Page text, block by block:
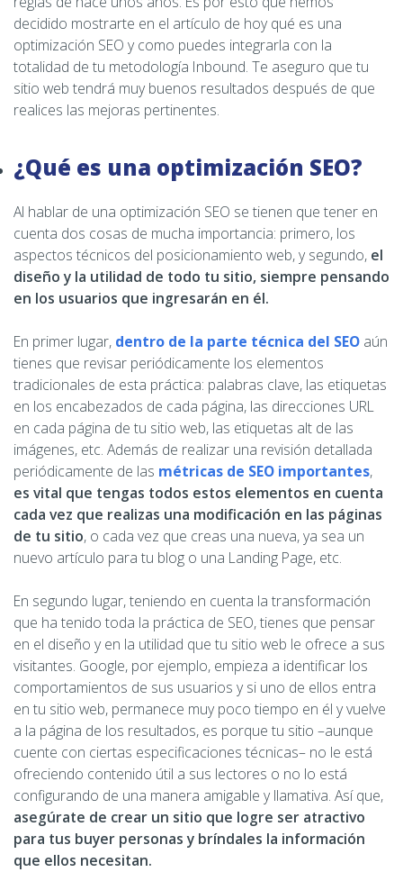
decidido mostrarte en el artículo de hoy qué es una
optimización SEO y como puedes integrarla con la
totalidad de tu metodología Inbound. Te aseguro que tu
sitio web tendrá muy buenos resultados después de que
realices las mejoras pertinentes.
¿Qué es una optimización SEO?
Al hablar de una optimización SEO se tienen que tener en
cuenta dos cosas de mucha importancia: primero, los
aspectos técnicos del posicionamiento web, y segundo, el
diseño y la utilidad de todo tu sitio, siempre pensando
en los usuarios que ingresarán en él.
En primer lugar, dentro de la parte técnica del SEO aún
tienes que revisar periódicamente los elementos
tradicionales de esta práctica: palabras clave, las etiquetas
en los encabezados de cada página, las direcciones URL
en cada página de tu sitio web, las etiquetas alt de las
imágenes, etc. Además de realizar una revisión detallada
periódicamente de las métricas de SEO importantes,
es vital que tengas todos estos elementos en cuenta
cada vez que realizas una modificación en las páginas
de tu sitio, o cada vez que creas una nueva, ya sea un
nuevo artículo para tu blog o una Landing Page, etc.
En segundo lugar, teniendo en cuenta la transformación
que ha tenido toda la práctica de SEO, tienes que pensar
en el diseño y en la utilidad que tu sitio web le ofrece a sus
visitantes. Google, por ejemplo, empieza a identificar los
comportamientos de sus usuarios y si uno de ellos entra
en tu sitio web, permanece muy poco tiempo en él y vuelve
a la página de los resultados, es porque tu sitio –aunque
cuente con ciertas especificaciones técnicas– no le está
ofreciendo contenido útil a sus lectores o no lo está
configurando de una manera amigable y llamativa. Así que,
asegúrate de crear un sitio que logre ser atractivo
para tus buyer personas y bríndales la información
que ellos necesitan.